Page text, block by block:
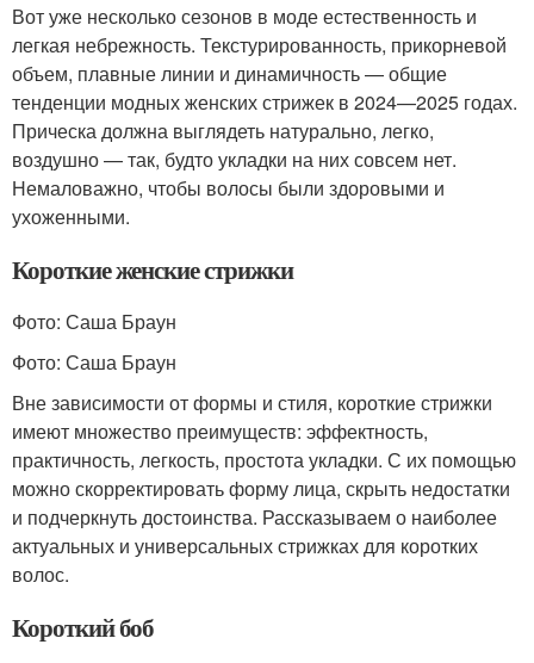
Вот уже несколько сезонов в моде естественность и
легкая небрежность. Текстурированность, прикорневой
объем, плавные линии и динамичность — общие
тенденции модных женских стрижек в 2024—2025 годах.
Прическа должна выглядеть натурально, легко,
воздушно — так, будто укладки на них совсем нет.
Немаловажно, чтобы волосы были здоровыми и
ухоженными.
Короткие женские стрижки
Фото: Саша Браун
Фото: Саша Браун
Вне зависимости от формы и стиля, короткие стрижки
имеют множество преимуществ: эффектность,
практичность, легкость, простота укладки. С их помощью
можно скорректировать форму лица, скрыть недостатки
и подчеркнуть достоинства. Рассказываем о наиболее
актуальных и универсальных стрижках для коротких
волос.
Короткий боб